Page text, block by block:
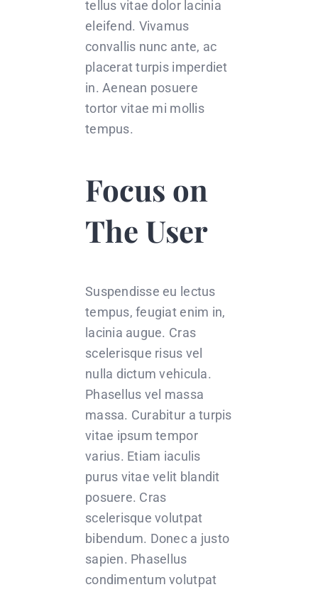
tellus vitae dolor lacinia
eleifend. Vivamus
convallis nunc ante, ac
placerat turpis imperdiet
in. Aenean posuere
tortor vitae mi mollis
tempus.
Focus on
The User
Suspendisse eu lectus
tempus, feugiat enim in,
lacinia augue. Cras
scelerisque risus vel
nulla dictum vehicula.
Phasellus vel massa
massa. Curabitur a turpis
vitae ipsum tempor
varius. Etiam iaculis
purus vitae velit blandit
posuere. Cras
scelerisque volutpat
bibendum. Donec a justo
sapien. Phasellus
condimentum volutpat